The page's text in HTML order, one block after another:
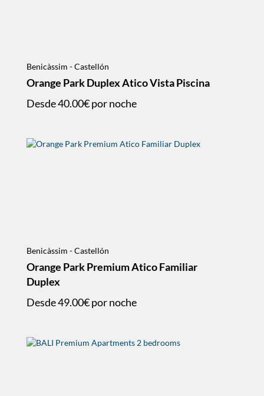
Benicàssim - Castellón
Orange Park Duplex Atico Vista Piscina
Desde40.00€por noche
Benicàssim - Castellón
Orange Park Premium Atico Familiar
Duplex
Desde49.00€por noche